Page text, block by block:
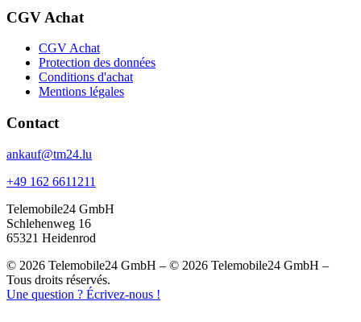
CGV Achat
CGV Achat
Protection des données
Conditions d'achat
Mentions légales
Contact
ankauf@tm24.lu
+49 162 6611211
Telemobile24 GmbH
Schlehenweg 16
65321 Heidenrod
© 2026 Telemobile24 GmbH – © 2026 Telemobile24 GmbH –
Tous droits réservés.
Une question ? Écrivez-nous !